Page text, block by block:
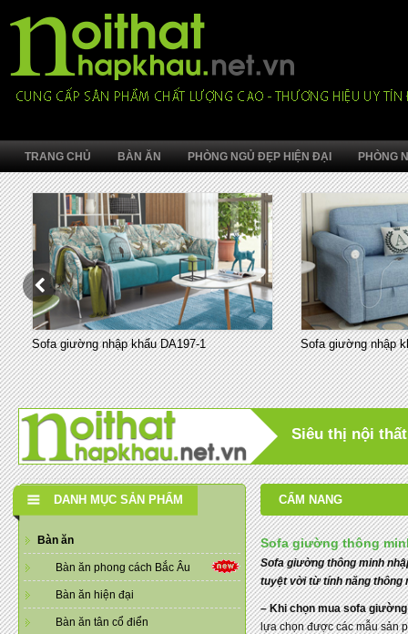
TRANG CHỦ BÀN ĂN PHÒNG NGỦ ĐẸP HIỆN ĐẠI PHÒNG
Sofa giường nhập khẩu DA197-1 Sofa giường nhập
Siêu thị nội
DANH MỤC SẢN PHẨM
Bàn ăn
Bàn ăn phong cách Bắc Âu
Bàn ăn hiện đại
Bàn ăn tân cổ điển
CẨM NANG
Sofa giường thông
Sofa giường thông minh
tuyệt vời từ tính năng thông
– Khi chọn mua sofa
lựa chọn được các mẫu sản